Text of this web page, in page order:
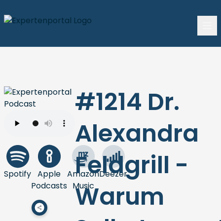
Spotify Apple
Podcasts
Amazon
Music
Deezer
#1214 Dr.
Alexandra
Feldgrill -
Warum